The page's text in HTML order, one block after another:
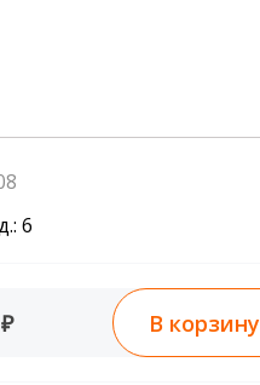
аудит
лаборатории
6
В корзину